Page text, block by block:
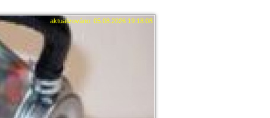
aktualizováno: 05.08.2026 19:18:08